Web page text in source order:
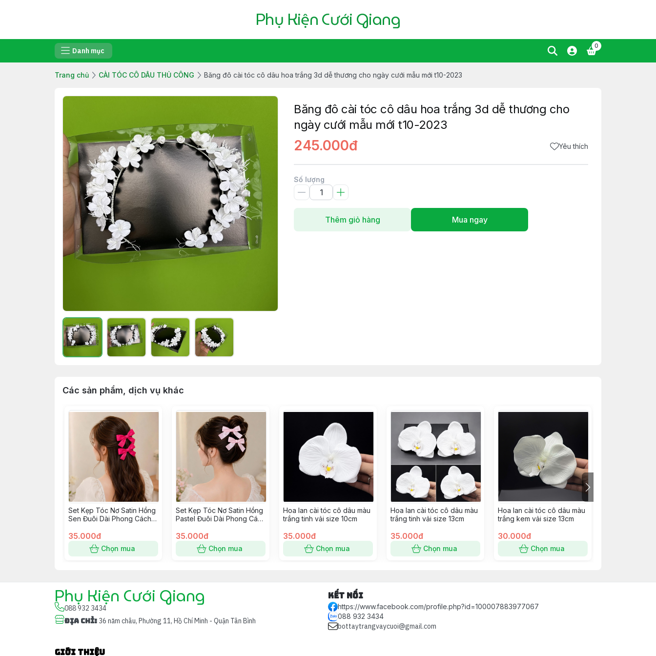
Phụ Kiện Cưới Giang
Danh mục
0
Trang chủ CÀI TÓC CÔ DÂU THỦ CÔNG Băng đô cài tóc cô dâu hoa trắng 3d dễ thương cho ngày cưới mẫu mới t10-2023
Băng đô cài tóc cô dâu hoa trắng 3d dễ thương cho
ngày cưới mẫu mới t10-2023
245.000đ Yêu thích
Số lượng
Thêm giỏ hàng Mua ngay
Các sản phẩm, dịch vụ khác
Set Kẹp Tóc Nơ Satin Hồng
Sen Đuôi Dài Phong Cách
35.000đ
Chọn mua
Set Kẹp Tóc Nơ Satin Hồng
Pastel Đuôi Dài Phong Cách
35.000đ
Chọn mua
Hoa lan cài tóc cô dâu màu
trắng tinh vải size 10cm
35.000đ
Chọn mua
Hoa lan cài tóc cô dâu màu
trắng tinh vải size 13cm
35.000đ
Chọn mua
Hoa lan cài tóc cô dâu màu
trắng kem vải size 13cm
30.000đ
Chọn mua
Phụ Kiện Cưới Giang
088 932 3434
Địa chỉ: 36 năm châu, Phường 11, Hồ Chí Minh - Quận Tân Bình
Kết nối
https://www.facebook.com/profile.php?id=100007883977067
088 932 3434
bottaytrangvaycuoi@gmail.com
Giới thiệu